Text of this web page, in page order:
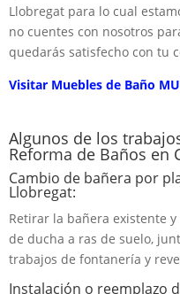
Llobregat para lo cual
no cuentes con nosotros
quedarás satisfecho con tu
Visitar Muebles de Baño
Algunos de los
Reforma de Baños en
Cambio de bañera por
Llobregat:
Retirar la bañera existente
de ducha a ras de suelo,
trabajos de fontanería y
Instalación o reemplazo